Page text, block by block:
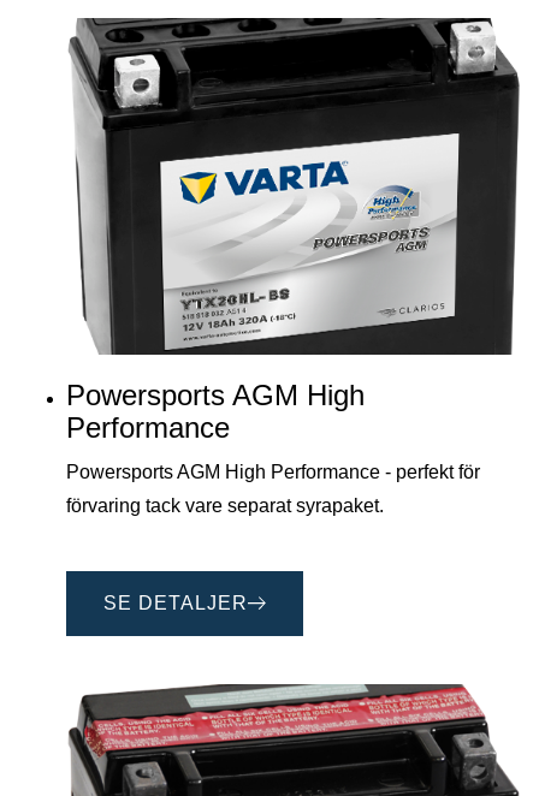
Powersports AGM High
Performance
Powersports AGM High Performance - perfekt för
förvaring tack vare separat syrapaket.
SE DETALJER